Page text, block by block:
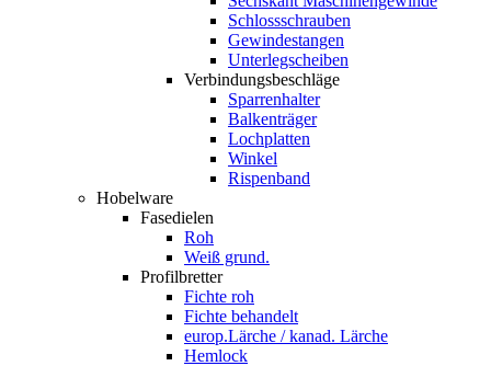
Schlossschrauben
Gewindestangen
Unterlegscheiben
Verbindungsbeschläge
Sparrenhalter
Balkenträger
Lochplatten
Winkel
Rispenband
Hobelware
Fasedielen
Roh
Weiß grund.
Profilbretter
Fichte roh
Fichte behandelt
europ.Lärche / kanad. Lärche
Hemlock